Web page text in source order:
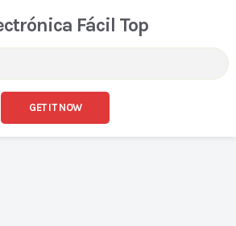
Fácil Top
GET IT NOW